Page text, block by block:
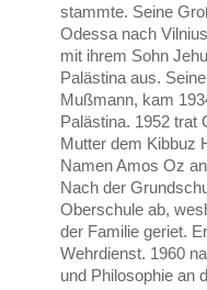
stammte. Seine
Odessa nach
mit ihrem Sohn
Palästina aus.
Mußmann, kam
Palästina. 1952 trat
Mutter dem Kibbuz
Namen Amos Oz
Nach der
Oberschule ab,
der Familie geriet.
Wehrdienst. 1960
und Philosophie an